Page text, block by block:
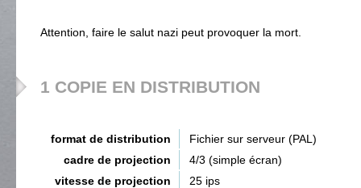
Attention, faire le salut nazi peut provoquer la mort.
1 COPIE EN DISTRIBUTION
format de distribution
Fichier sur serveur (PAL)
cadre de projection
4/3 (simple écran)
vitesse de projection
25 ips